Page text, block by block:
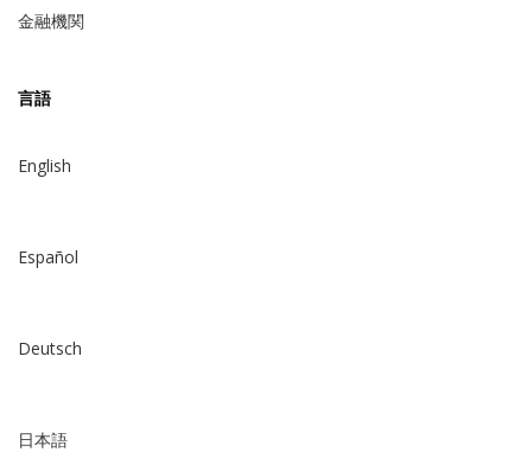
金融機関
言語
English
Español
Deutsch
日本語